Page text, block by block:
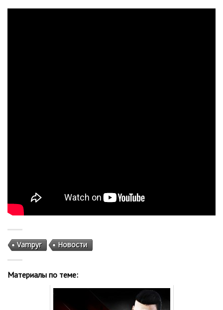
Vampyr Новости
Материалы по теме: